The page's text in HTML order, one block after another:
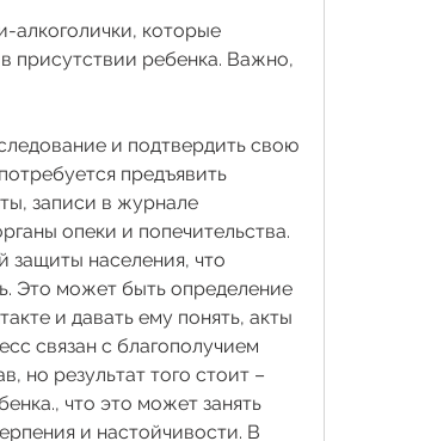
алкоголички, которые
присутствии ребенка. Важно,
и подтвердить свою
предъявить
записи в журнале
опеки и попечительства.
защиты населения, что
Это может быть определение
и давать ему понять, акты
связан с благополучием
но результат того стоит –
что это может занять
и настойчивости. В